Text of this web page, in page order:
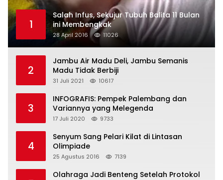
1
Salah Infus, Sekujur Tubuh Balita 11 Bulan
ini Membengkak
28 April 2016 11026
2
Jambu Air Madu Deli, Jambu Semanis
Madu Tidak Berbiji
31 Juli 2021 10617
3
INFOGRAFIS: Pempek Palembang dan
Variannya yang Melegenda
17 Juli 2020 9733
4
Senyum Sang Pelari Kilat di Lintasan
Olimpiade
25 Agustus 2016 7139
Olahraga Jadi Benteng Setelah Protokol